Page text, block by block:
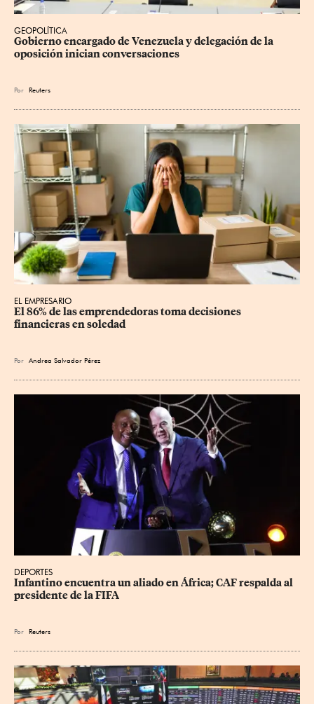
GEOPOLÍTICA
Gobierno encargado de Venezuela y delegación de la
oposición inician conversaciones
Por Reuters
EL EMPRESARIO
El 86% de las emprendedoras toma decisiones
financieras en soledad
Por Andrea Salvador Pérez
DEPORTES
Infantino encuentra un aliado en África; CAF respalda al
presidente de la FIFA
Por Reuters